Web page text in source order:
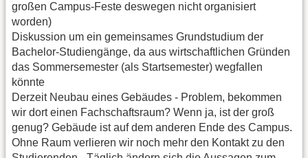
großen Campus-Feste deswegen nicht organisiert
worden)
Diskussion um ein gemeinsames Grundstudium der
Bachelor-Studiengänge, da aus wirtschaftlichen Gründen
das Sommersemester (als Startsemester) wegfallen
könnte
Derzeit Neubau eines Gebäudes - Problem, bekommen
wir dort einen Fachschaftsraum? Wenn ja, ist der groß
genug? Gebäude ist auf dem anderen Ende des Campus.
Ohne Raum verlieren wir noch mehr den Kontakt zu den